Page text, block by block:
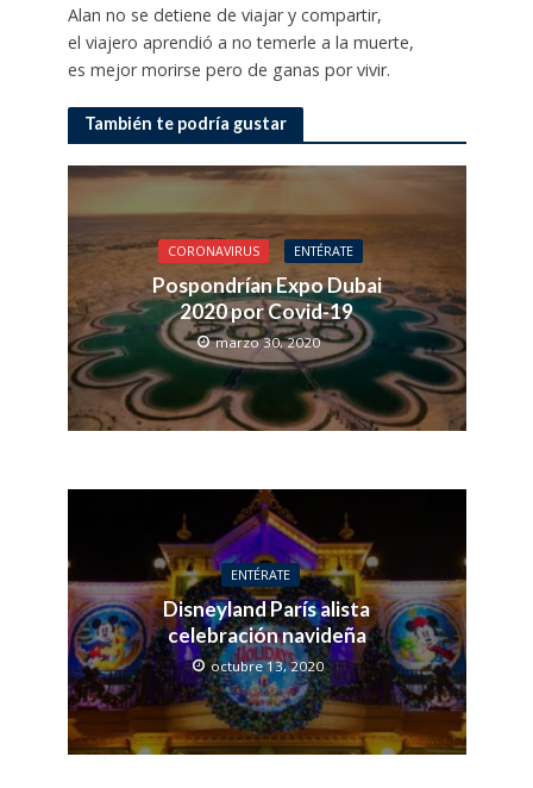
Alan no se detiene de viajar y compartir,
el viajero aprendió a no temerle a la muerte,
es mejor morirse pero de ganas por vivir.
También te podría gustar
CORONAVIRUS ENTÉRATE
Pospondrían Expo Dubai
2020 por Covid-19
marzo 30, 2020
ENTÉRATE
Disneyland París alista
celebración navideña
octubre 13, 2020